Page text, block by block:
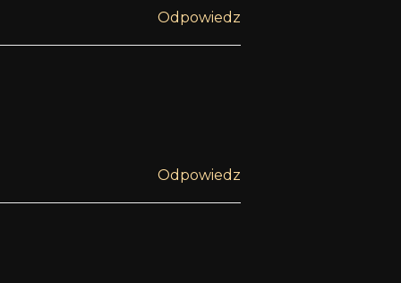
Odpowiedz
Odpowiedz